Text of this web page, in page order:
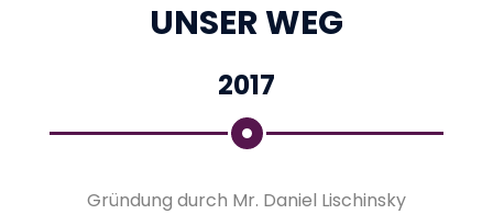
UNSER WEG
2017
Gründung durch Mr. Daniel Lischinsky